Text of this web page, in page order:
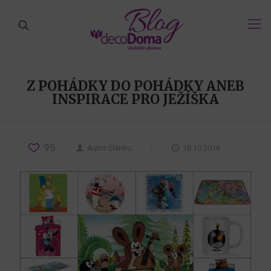
Z POHÁDKY DO POHÁDKY ANEB
INSPIRACE PRO JEŽÍŠKA
95 Autor článku: 18.10.2016